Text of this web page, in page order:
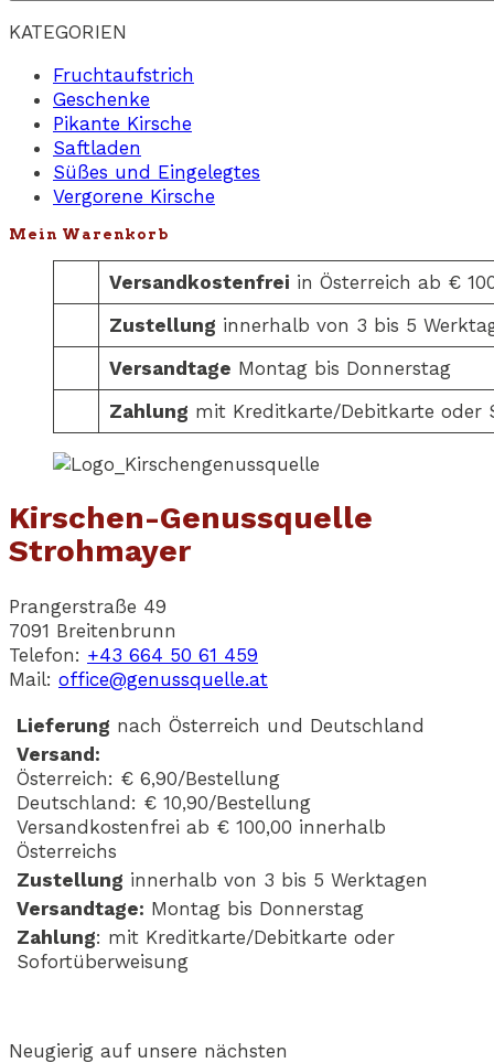
KATEGORIEN
Fruchtaufstrich
Geschenke
Pikante Kirsche
Saftladen
Süßes und Eingelegtes
Vergorene Kirsche
Mein Warenkorb
Versandkostenfrei in Österreich ab €
Zustellung innerhalb von 3 bis 5
Versandtage Montag bis Donnerstag
Zahlung mit Kreditkarte/Debitkarte oder
Kirschen-Genussquelle
Strohmayer
Prangerstraße 49
7091 Breitenbrunn
Telefon: +43 664 50 61 459
Mail: office@genussquelle.at
Lieferung nach Österreich und Deutschland
Versand:
Österreich: € 6,90/Bestellung
Deutschland: € 10,90/Bestellung
Versandkostenfrei ab € 100,00 innerhalb
Österreichs
Zustellung innerhalb von 3 bis 5 Werktagen
Versandtage: Montag bis Donnerstag
Zahlung: mit Kreditkarte/Debitkarte oder
Sofortüberweisung
Neugierig auf unsere nächsten